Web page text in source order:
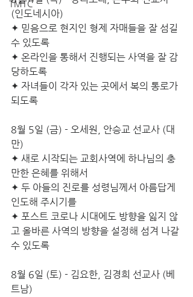
TMTC
(인도네시아)
✦ 믿음으로 현지인 형제 자매들을 잘 섬길
수 있도록
✦ 온라인을 통해서 진행되는 사역을 잘 감
당하도록
✦ 자녀들이 각자 있는 곳에서 복의 통로가
되도록
8월 5일 (금) - 오세원, 안승교 선교사 (대
만)
✦ 새로 시작되는 교회사역에 하나님의 충
만한 은혜를 위해서
✦ 두 아들의 진로를 성령님께서 아름답게
인도해 주시기를
✦ 포스트 코로나 시대에도 방향을 잃지 않
고 올바른 사역의 방향을 설정해 섬겨 나갈
수 있도록
8월 6일 (토) - 김요한, 김경희 선교사 (베
트남)